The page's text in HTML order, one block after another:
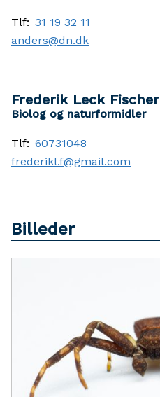
Tlf: 31 19 32 11
anders@dn.dk
Frederik Leck Fischer
Biolog og naturformidler
Tlf: 60731048
frederikl.f@gmail.com
Billeder